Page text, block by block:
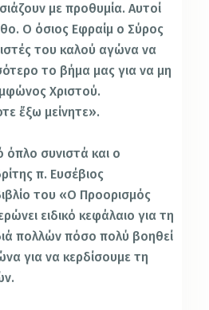
με προθυμία. Αυτοί
Ο όσιος Εφραίμ ο Σύρος
του καλού αγώνα να
το βήμα μας για να μη
Χριστού.
ἔξω μείνητε».
όπλο συνιστά και ο
π. Ευσέβιος
του «Ο Προορισμός
ειδικό κεφάλαιο για τη
πολλών πόσο πολύ βοηθεί
για να κερδίσουμε τη